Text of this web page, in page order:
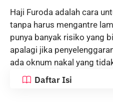
Haji Furoda adalah cara
tanpa harus mengantre
punya banyak risiko yang
apalagi jika
ada oknum nakal yang
Daftar Isi